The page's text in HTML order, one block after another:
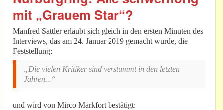
mit „Grauem Star“?
Manfred Sattler erlaubt sich gleich in den ersten Minuten des
Interviews, das am 24. Januar 2019 gemacht wurde, die
Feststellung:
„Die vielen Kritiker sind verstummt in den letzten
Jahren...“
und wird von Mirco Markfort bestätigt: